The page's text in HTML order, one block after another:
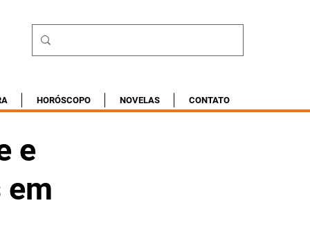
HORÓSCOPO NOVELAS CONTATO
e
em